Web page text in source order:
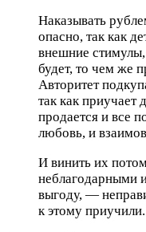
Наказывать
опасно, так как
внешние стимулы,
будет, то чем же
Авторитет
так как приучает
продается и все
любовь, и
И винить их
неблагодарными
выгоду, —
к этому приучили.